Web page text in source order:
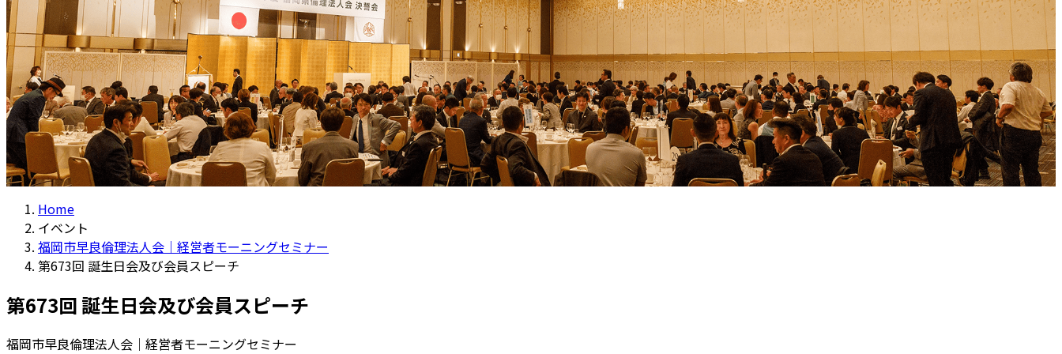
Home
イベント
福岡市早良倫理法人会｜経営者モーニングセミナー
第673回 誕生日会及び会員スピーチ
第673回 誕生日会及び会員スピーチ
福岡市早良倫理法人会｜経営者モーニングセミナー